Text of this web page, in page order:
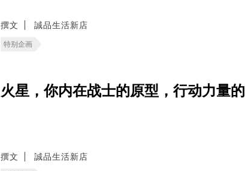
撰文 誠品生活新店
特别企画
火星，你内在战士的原型，行动力量
撰文 誠品生活新店